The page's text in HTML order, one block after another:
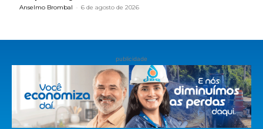
Anselmo Brombal - 6 de agosto de 2026
publicidade